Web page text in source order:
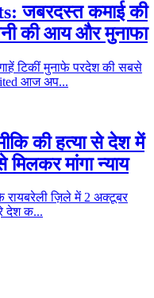
जबरदस्त कमाई की
की आय और मुनाफा
टिकीं मुनाफे परदेश की सबसे
आज अप...
की हत्या से देश में
मिलकर मांगा न्याय
रायबरेली ज़िले में 2 अक्टूबर
देश क...